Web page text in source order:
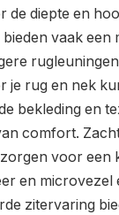
diepte en
vaak een
je rug en nek
bekleding en
comfort.
voor een
en microvezel
zitervaring